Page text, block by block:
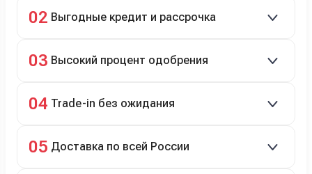
подержанные авто.
02 Выгодные кредит и рассрочка
рассрочка 0% на 2 года при первом взносе 35–50%.
03 Высокий процент одобрения
04 Trade-in без ожидания
05 Доставка по всей России